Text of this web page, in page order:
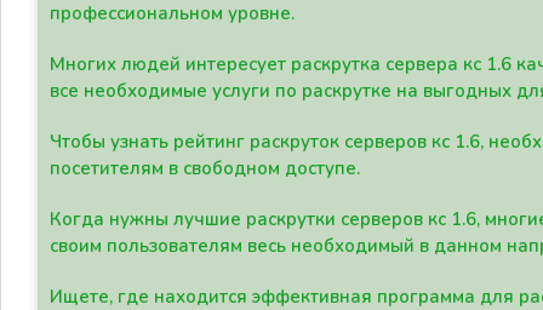
профессиональном уровне.
Многих людей интересует раскрутка сервера кс 1.6
все необходимые услуги по раскрутке на выгодных
Чтобы узнать рейтинг раскруток серверов кс 1.6,
посетителям в свободном доступе.
Когда нужны лучшие раскрутки серверов кс 1.6,
своим пользователям весь необходимый в данном
Ищете, где находится эффективная программа для